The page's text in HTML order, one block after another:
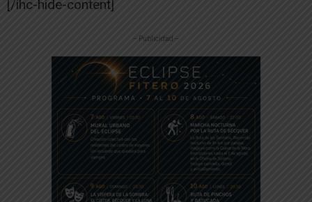
[/ihc-hide-content]
-- Publicidad --